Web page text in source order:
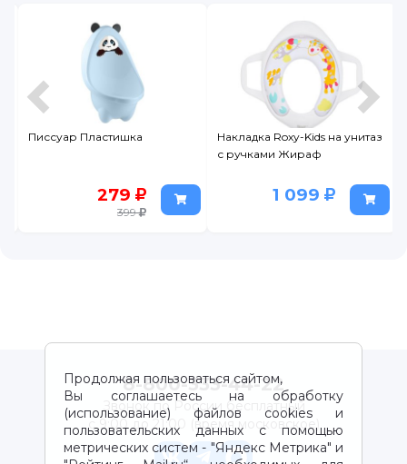
Накладка Roxy-Kids на унитаз
1 099
Горшок детский с высокой
спинкой Вотоня
689
Продолжая пользоваться сайтом,
Вы соглашаетесь на обработку
(использование) файлов cookies и
пользовательских данных с помощью
метрических систем - "Яндекс Метрика" и
8-800-333-44-22
Звонок по России бесплатный
с 9:00 до 21:00 (время московское)